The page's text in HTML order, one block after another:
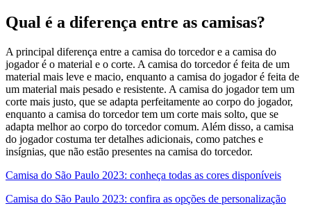
Qual é a diferença entre as camisas?
A principal diferença entre a camisa do torcedor e a camisa do
jogador é o material e o corte. A camisa do torcedor é feita de um
material mais leve e macio, enquanto a camisa do jogador é feita de
um material mais pesado e resistente. A camisa do jogador tem um
corte mais justo, que se adapta perfeitamente ao corpo do jogador,
enquanto a camisa do torcedor tem um corte mais solto, que se
adapta melhor ao corpo do torcedor comum. Além disso, a camisa
do jogador costuma ter detalhes adicionais, como patches e
insígnias, que não estão presentes na camisa do torcedor.
Camisa do São Paulo 2023: conheça todas as cores disponíveis
Camisa do São Paulo 2023: confira as opções de personalização